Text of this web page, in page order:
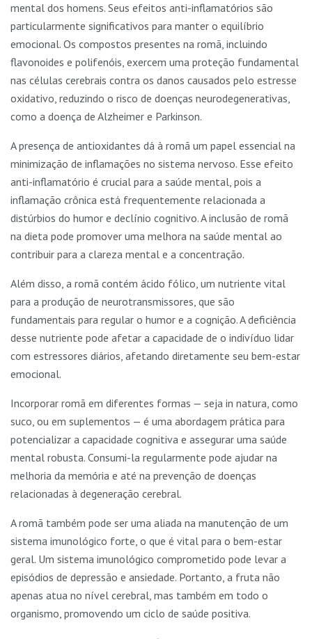
mental dos homens. Seus efeitos anti-inflamatórios são
particularmente significativos para manter o equilíbrio
emocional. Os compostos presentes na romã, incluindo
flavonoides e polifenóis, exercem uma proteção fundamental
nas células cerebrais contra os danos causados pelo estresse
oxidativo, reduzindo o risco de doenças neurodegenerativas,
como a doença de Alzheimer e Parkinson.
A presença de antioxidantes dá à romã um papel essencial na
minimização de inflamações no sistema nervoso. Esse efeito
anti-inflamatório é crucial para a saúde mental, pois a
inflamação crônica está frequentemente relacionada a
distúrbios do humor e declínio cognitivo. A inclusão de romã
na dieta pode promover uma melhora na saúde mental ao
contribuir para a clareza mental e a concentração.
Além disso, a romã contém ácido fólico, um nutriente vital
para a produção de neurotransmissores, que são
fundamentais para regular o humor e a cognição. A deficiência
desse nutriente pode afetar a capacidade de o indivíduo lidar
com estressores diários, afetando diretamente seu bem-estar
emocional.
Incorporar romã em diferentes formas — seja in natura, como
suco, ou em suplementos — é uma abordagem prática para
potencializar a capacidade cognitiva e assegurar uma saúde
mental robusta. Consumi-la regularmente pode ajudar na
melhoria da memória e até na prevenção de doenças
relacionadas à degeneração cerebral.
A romã também pode ser uma aliada na manutenção de um
sistema imunológico forte, o que é vital para o bem-estar
geral. Um sistema imunológico comprometido pode levar a
episódios de depressão e ansiedade. Portanto, a fruta não
apenas atua no nível cerebral, mas também em todo o
organismo, promovendo um ciclo de saúde positiva.